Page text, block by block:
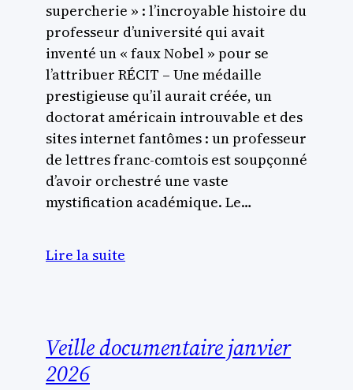
supercherie » : l’incroyable histoire du
professeur d’université qui avait
inventé un « faux Nobel » pour se
l’attribuer RÉCIT – Une médaille
prestigieuse qu’il aurait créée, un
doctorat américain introuvable et des
sites internet fantômes : un professeur
de lettres franc-comtois est soupçonné
d’avoir orchestré une vaste
mystification académique. Le…
Lire la suite
Veille documentaire janvier
2026